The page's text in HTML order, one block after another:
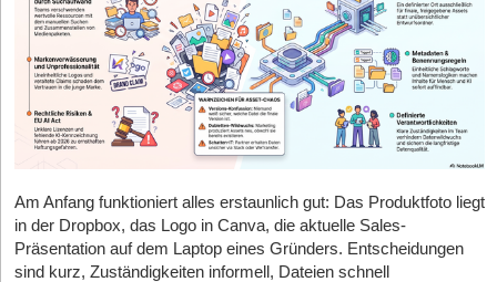
Am Anfang funktioniert alles erstaunlich gut: Das Produktfoto liegt
in der Dropbox, das Logo in Canva, die aktuelle Sales-
Präsentation auf dem Laptop eines Gründers. Entscheidungen
sind kurz, Zuständigkeiten informell, Dateien schnell